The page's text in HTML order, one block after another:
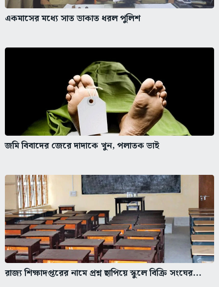
একমাসের মধ্যে সাত ডাকাত ধরল পুলিশ
জমি বিবাদের জেরে দাদাকে খুন, পলাতক ভাই
রাজ্য শিক্ষাদপ্তরের নামে প্রশ্ন ছাপিয়ে স্কুলে বিক্রি সংঘের...